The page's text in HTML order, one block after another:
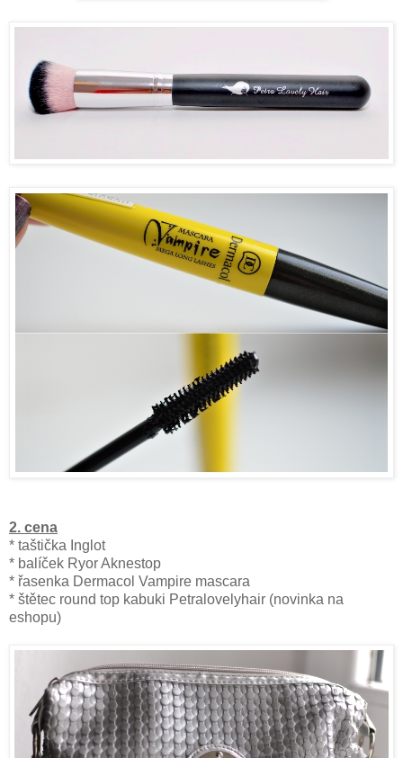
2. cena
* taštička Inglot
* balíček Ryor Aknestop
* řasenka Dermacol Vampire mascara
* štětec round top kabuki Petralovelyhair (novinka na
eshopu)